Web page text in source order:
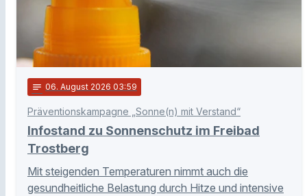
notes 06. August 2026 03:59
Präventionskampagne „Sonne(n) mit Verstand“
Infostand zu Sonnenschutz im Freibad
Trostberg
Mit steigenden Temperaturen nimmt auch die
gesundheitliche Belastung durch Hitze und intensive